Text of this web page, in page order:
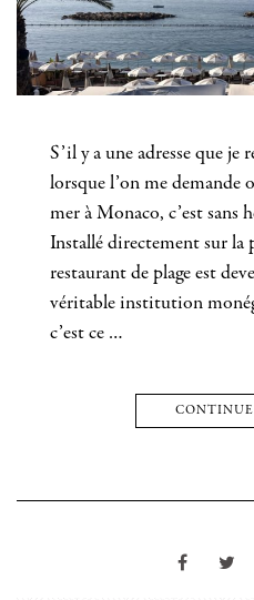
S’il y a une adresse que je
lorsque l’on me demande
mer à Monaco, c’est sans
Installé directement sur la
restaurant de plage est
véritable institution
c’est ce …